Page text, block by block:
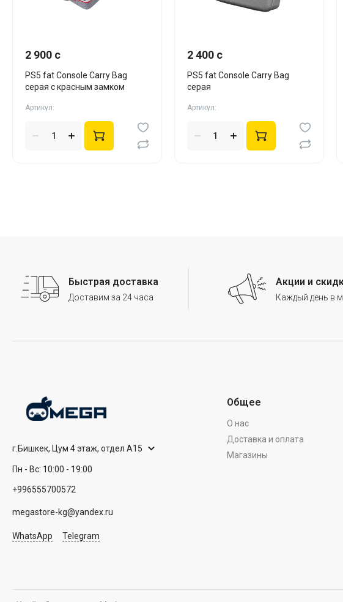
2 900 c
PS5 fat Console Carry Bag
серая с красным замком
Артикул:
2 400 c
PS5 fat Console Carry Bag
серая
Артикул:
Быстрая доставка
Доставим за 24 часа
Акции и
Каждый день в
г.Бишкек, Цум 4 этаж, отдел А15
Пн - Вс: 10:00 - 19:00
+996555700572
megastore-kg@yandex.ru
WhatsApp Telegram
Общее
О нас
Доставка и оплата
Магазины